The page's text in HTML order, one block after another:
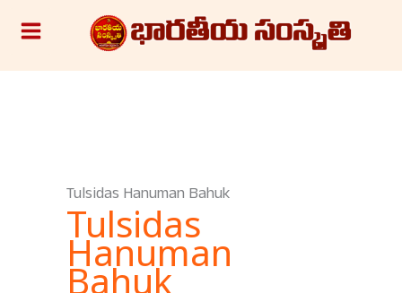
Tulsidas Hanuman Bahuk
Tulsidas
Hanuman
e
a